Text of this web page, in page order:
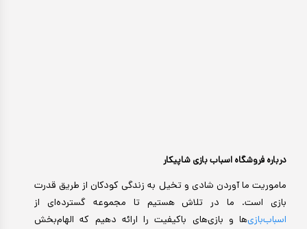
درباره فروشگاه اسباب بازی شاپیکار
ماموریت ما آوردن شادی و تخیل به زندگی کودکان از طریق قدرت
بازی است. ما در تلاش هستیم تا مجموعه گسترده‌ای از
اسباب‌بازی‌ها و بازی‌های باکیفیت را ارائه دهیم که الهام‌بخش